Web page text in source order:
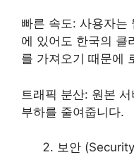
빠른 속도: 사용자는
에 있어도 한국의 클
를 가져오기 때문에
트래픽 분산: 원본
부하를 줄여줍니다.
보안